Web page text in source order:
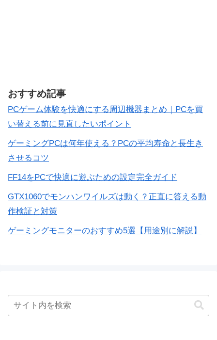
おすすめ記事
PCゲーム体験を快適にする周辺機器まとめ｜PCを買
い替える前に見直したいポイント
ゲーミングPCは何年使える？PCの平均寿命と長生き
させるコツ
FF14をPCで快適に遊ぶための設定完全ガイド
GTX1060でモンハンワイルズは動く？正直に答える動
作検証と対策
ゲーミングモニターのおすすめ5選【用途別に解説】